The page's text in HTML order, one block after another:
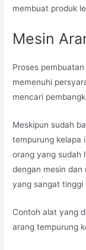
membuat produk
Mesin
Proses
memenuhi
mencari
Meskipun sudah
tempurung kelapa
orang yang sudah
dengan mesin
yang sangat tinggi
Contoh alat yang
arang tempurung